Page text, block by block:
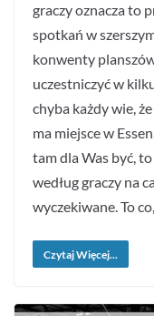
graczy oznacza to
spotkań w
konwenty
uczestniczyć w
chyba każdy wie,
ma miejsce w
tam dla Was być,
według graczy na
wyczekiwane. To
Czytaj Więcej...